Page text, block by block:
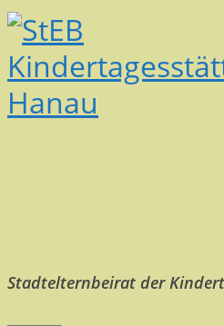
Stadtelternbeirat der